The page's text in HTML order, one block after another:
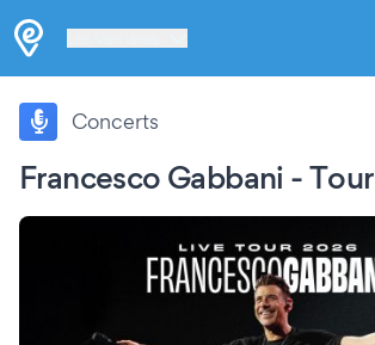
Francesco Gabbani - Tour
Concerts